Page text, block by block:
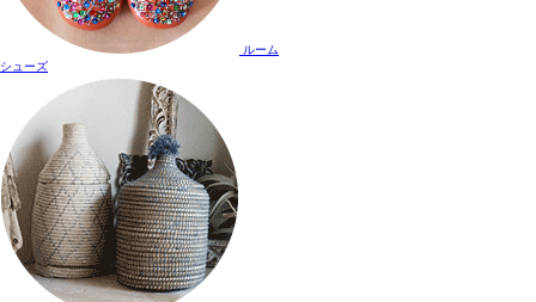
ルーム
シューズ